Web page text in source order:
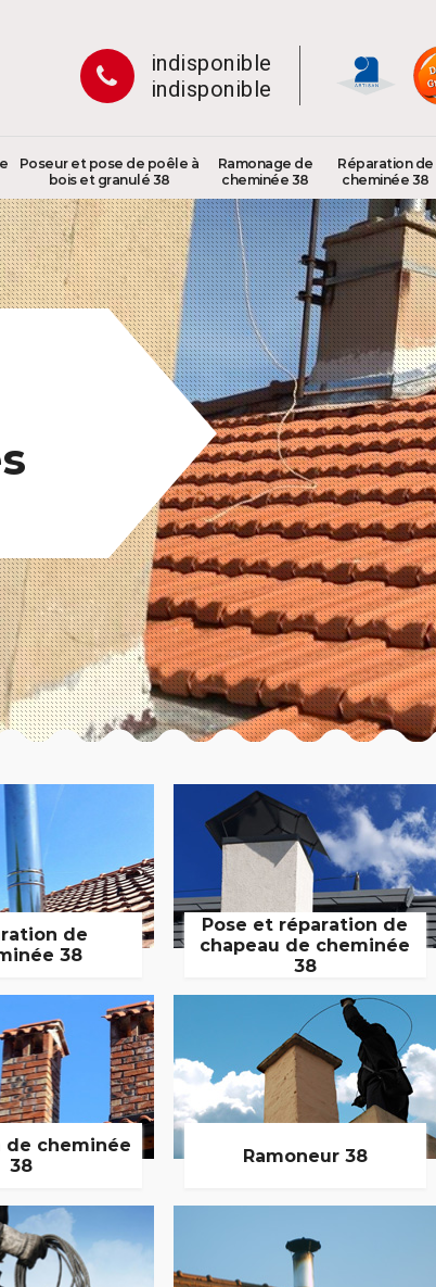
indisponible
indisponible
Poseur et pose de poêle à
bois et granulé 38
Ramonage de
cheminée 38
Réparation de
cheminée 38
de
38
Pose et réparation de
chapeau de cheminée
38
de cheminée
38
Ramoneur 38